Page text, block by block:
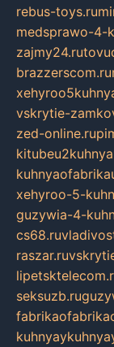
rebus-toys.ru
medsprawo-4-
zajmy24.ru
brazzerscom.ru
vskrytie-
zed-online.ru
xehyroo-5-
guzywia-4-
cs68.ru
raszar.ru
seksuzb.ru